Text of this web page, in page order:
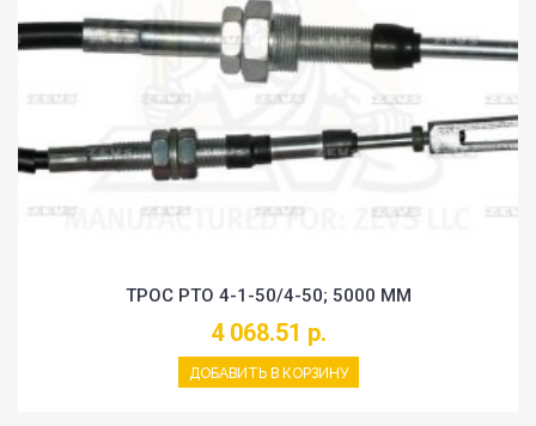
ТРОС PTO 4-1-50/4-50; 5000 MM
4 068.51 р.
ДОБАВИТЬ В КОРЗИНУ